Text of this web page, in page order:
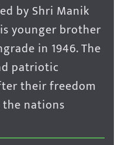
by Shri Manik
younger brother
in 1946. The
patriotic
their freedom
nations